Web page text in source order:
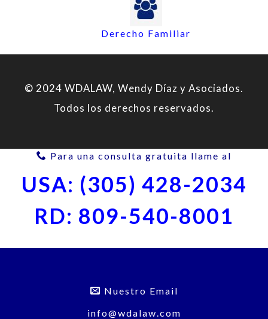
Derecho Familiar
© 2024 WDALAW, Wendy Díaz y Asociados.
Todos los derechos reservados.
Para una consulta gratuita llame al
USA: (305) 428-2034
RD: 809-540-8001
Nuestro Email
info@wdalaw.com